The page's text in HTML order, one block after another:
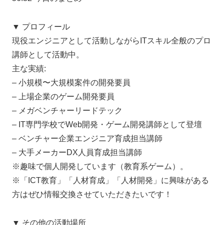
▼ プロフィール
現役エンジニアとして活動しながらITスキル全般のプロ
講師として活動中。
主な実績:
– 小規模〜大規模案件の開発要員
– 上場企業のゲーム開発要員
– メガベンチャーリードテック
– IT専門学校でWeb開発・ゲーム開発講師として登壇
– ベンチャー企業エンジニア育成担当講師
– 大手メーカーDX人員育成担当講師
※趣味で個人開発しています（教育系ゲーム）。
※「ICT教育」「人材育成」「人材開発」に興味がある
方はぜひ情報交換させていただきたいです！
▼ その他の活動場所